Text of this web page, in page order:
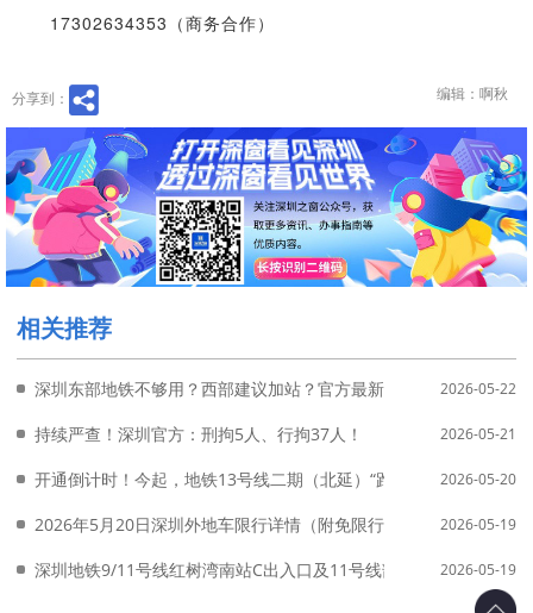
17302634353（商务合作）
分享到： 编辑：啊秋
相关推荐
深圳东部地铁不够用？西部建议加站？官方最新答复来了2026-05-22
持续严查！深圳官方：刑拘5人、行拘37人！ 2026-05-21
开通倒计时！今起，地铁13号线二期（北延）“跑图”试运行2026-05-20
2026年5月20日深圳外地车限行详情（附免限行申请入口）2026-05-19
深圳地铁9/11号线红树湾南站C出入口及11号线部分列车运营将有
2026-05-19